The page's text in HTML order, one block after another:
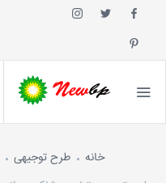
خانه طرح توجیهی